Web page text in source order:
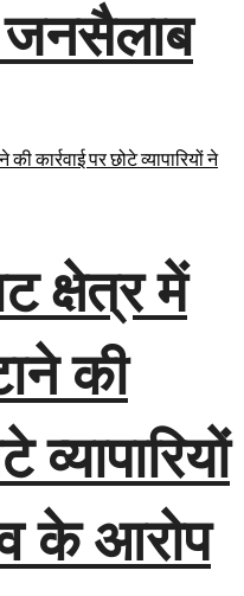
क्षेत्र में
की
व्यापारियों
के आरोप